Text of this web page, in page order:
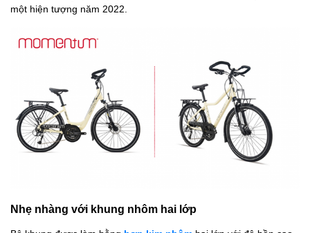
một hiện tượng năm 2022.
Nhẹ nhàng với khung nhôm hai lớp